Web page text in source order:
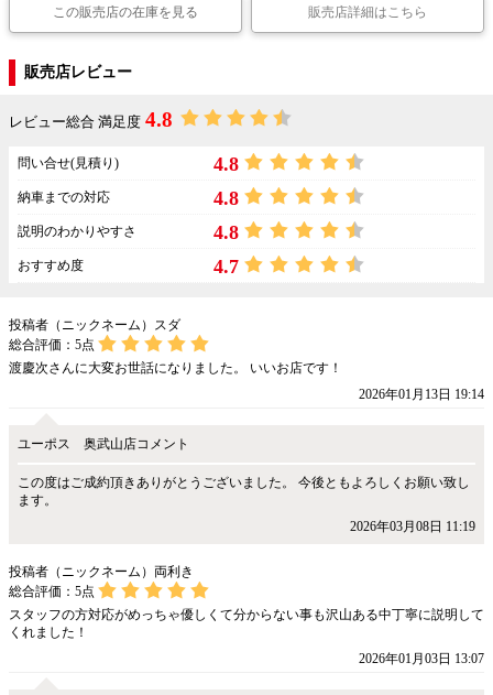
この販売店の在庫を見る 販売店詳細はこちら
販売店レビュー
レビュー総合 満足度 4.8
問い合せ(見積り) 4.8
納車までの対応 4.8
説明のわかりやすさ 4.8
おすすめ度 4.7
投稿者（ニックネーム）スダ
総合評価： 5点
渡慶次さんに大変お世話になりました。 いいお店です！
2026年01月13日 19:14
ユーポス 奥武山店コメント
この度はご成約頂きありがとうございました。 今後ともよろしくお願い致し
ます。
2026年03月08日 11:19
投稿者（ニックネーム）両利き
総合評価： 5点
スタッフの方対応がめっちゃ優しくて分からない事も沢山ある中丁寧に説明して
くれました！
2026年01月03日 13:07